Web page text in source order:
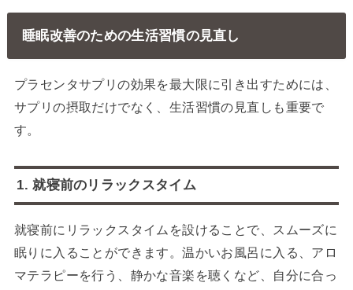
睡眠改善のための生活習慣の見直し
プラセンタサプリの効果を最大限に引き出すためには、
サプリの摂取だけでなく、生活習慣の見直しも重要で
す。
1. 就寝前のリラックスタイム
就寝前にリラックスタイムを設けることで、スムーズに
眠りに入ることができます。温かいお風呂に入る、アロ
マテラピーを行う、静かな音楽を聴くなど、自分に合っ